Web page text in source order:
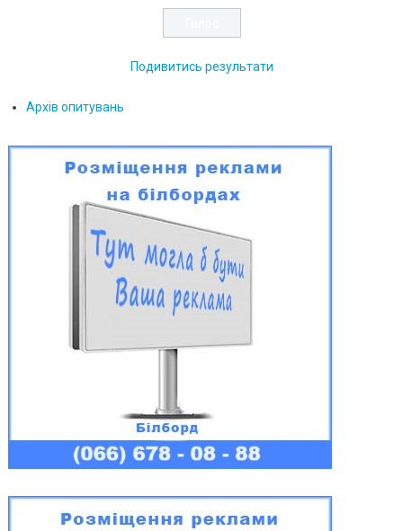
Подивитись результати
Архів опитувань